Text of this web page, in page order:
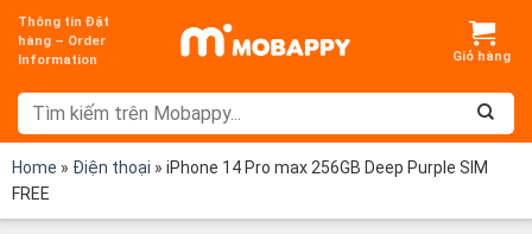
Chuyển
đến
dung
Thông tin Đặt
hàng – Order
Information
Home » Điện thoại » iPhone 14 Pro max 256GB Deep Purple SIM
FREE